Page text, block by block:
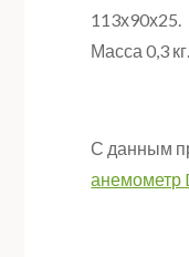
113х90х25.
Масса 0,3 кг.
С данным
анемометр